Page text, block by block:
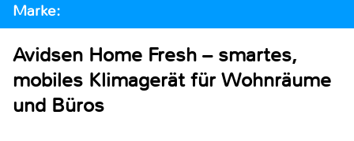
Marke:
Avidsen Home Fresh – smartes,
mobiles Klimagerät für Wohnräume
und Büros